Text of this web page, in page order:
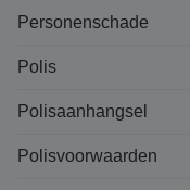
Personenschade
Polis
Polisaanhangsel
Polisvoorwaarden